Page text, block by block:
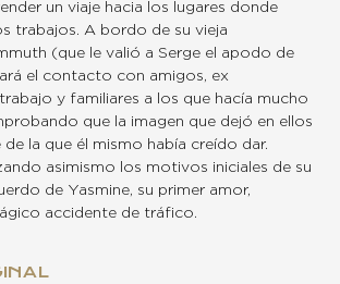
un viaje hacia los lugares donde
trabajos. A bordo de su vieja
(que le valió a Serge el apodo de
el contacto con amigos, ex
y familiares a los que hacía mucho
que la imagen que dejó en ellos
la que él mismo había creído dar.
asimismo los motivos iniciales de su
de Yasmine, su primer amor,
accidente de tráfico.